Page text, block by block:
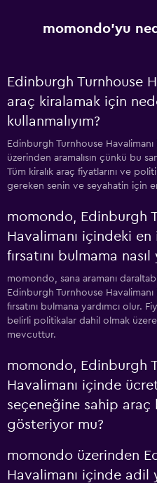
momondo'yu
Edinburgh Turnhouse
araç kiralamak için
kullanmalıyım?
Edinburgh Turnhouse
üzerinden aramalısın çünkü bu
Tüm kiralık araç fiyatlarını ve
gereken senin ve seyahatin için
momondo, Edinburgh
Havalimanı içindeki
fırsatını bulmama
momondo, sana aramanı
Edinburgh Turnhouse
fırsatını bulmana yardımcı olur.
belirli politikalar dahil olmak
mevcuttur.
momondo, Edinburgh
Havalimanı içinde
seçeneğine sahip araç
gösteriyor mu?
momondo üzerinden
Havalimanı içinde adil